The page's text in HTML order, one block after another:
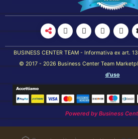
BUSINESS CENTER TEAM - Informativa ex art.
© 2017 - 2026 Business Center Team
d'uso
Powered byBusiness